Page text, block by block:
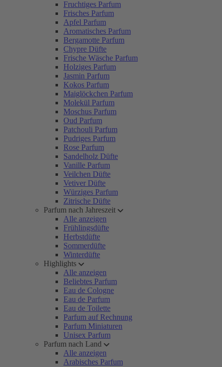
Fruchtiges Parfum
Frisches Parfum
Apfel Parfum
Aromatisches Parfum
Bergamotte Parfum
Chypre Düfte
Frische Wäsche Parfum
Holziges Parfum
Jasmin Parfum
Kokos Parfum
Maiglöckchen Parfum
Molekül Parfum
Moschus Parfum
Oud Parfum
Patchouli Parfum
Pudriges Parfum
Rose Parfum
Sandelholz Düfte
Vanille Parfum
Veilchen Düfte
Vetiver Düfte
Würziges Parfum
Zitrische Düfte
Parfum nach Jahreszeit
Alle anzeigen
Frühlingsdüfte
Herbstdüfte
Sommerdüfte
Winterdüfte
Highlights
Alle anzeigen
Beliebtes Parfum
Eau de Cologne
Eau de Parfum
Eau de Toilette
Parfum auf Rechnung
Parfum Miniaturen
Unisex Parfum
Parfum nach Land
Alle anzeigen
Arabisches Parfum